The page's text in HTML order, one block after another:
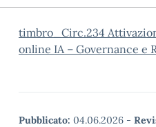
timbro_Circ.234
online IA – Governance e
Pubblicato: 04.06.2026 -